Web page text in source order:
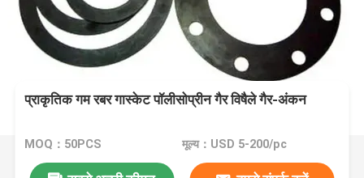
प्राकृतिक गम रबर गास्केट पॉलीसोप्रीन गैर विषैले गैर-अंकन
MOQ：50PCS मूल्य：USD 5-200/pc